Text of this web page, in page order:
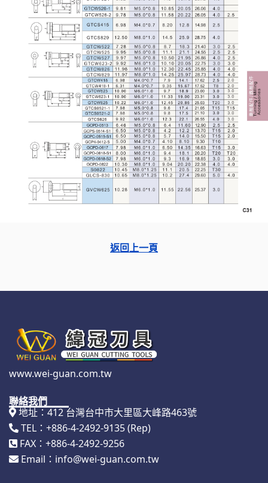
返回上一頁
www.wei-guan.com.tw
聯絡我們
地址：412 台灣台中市大里區大峰路463號
TEL：+886-4-2492-9135 (Rep)
FAX：+886-4-2492-9256
Email：info@wei-guan.com.tw